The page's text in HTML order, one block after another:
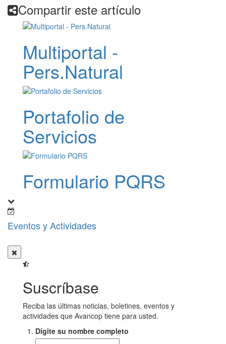
Compartir este artículo
Multiportal -
Pers.Natural
Portafolio de
Servicios
Formulario PQRS
Eventos y Actividades
Suscríbase
Reciba las últimas noticias, boletines, eventos y
actividades que Avancop tiene para usted.
Digite su nombre completo